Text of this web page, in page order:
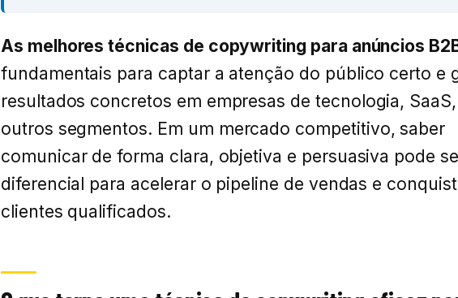
As melhores técnicas de copywriting para anúncios
fundamentais para captar a atenção do público certo e
resultados concretos em empresas de tecnologia, SaaS,
outros segmentos. Em um mercado competitivo, saber
comunicar de forma clara, objetiva e persuasiva pode
diferencial para acelerar o pipeline de vendas e
clientes qualificados.